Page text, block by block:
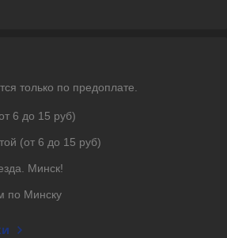
только по предоплате.
6 до 15 руб)
(от 6 до 15 руб)
Минск!
по Минску